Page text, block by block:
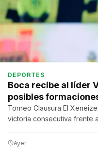
DEPORTES
Boca recibe al líder
posibles
Torneo Clausura El
victoria consecutiva frente
Ayer